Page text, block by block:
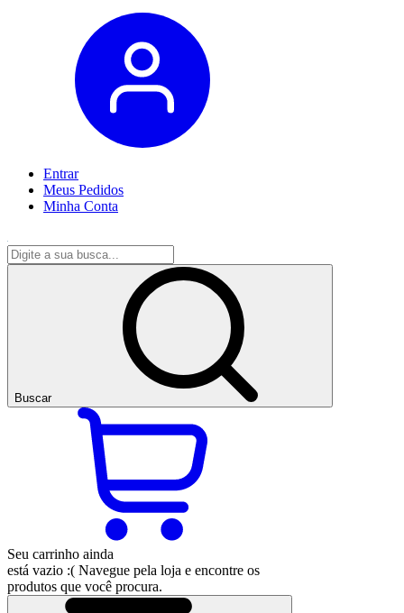
Entrar
Meus Pedidos
Minha Conta
Buscar
Seu carrinho ainda
está vazio :( Navegue pela loja e encontre os
produtos que você procura.